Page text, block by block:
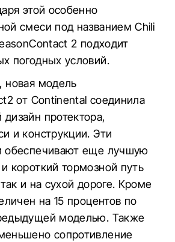
этой особенно
смеси под названием Chili
2 подходит
погодных условий.
новая модель
от Continental соединила
протектора,
и конструкции. Эти
обеспечивают еще лучшую
короткий тормозной путь
и на сухой дороге. Кроме
на 15 процентов по
моделью. Также
сопротивление